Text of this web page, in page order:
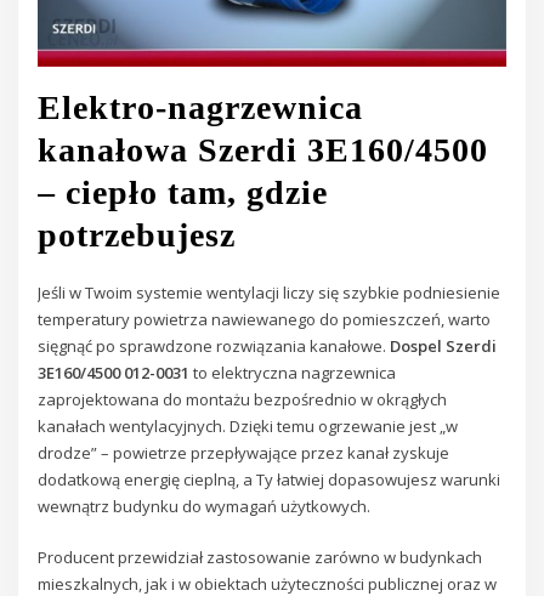
Elektro-nagrzewnica
kanałowa Szerdi 3E160/4500
– ciepło tam, gdzie
potrzebujesz
Jeśli w Twoim systemie wentylacji liczy się szybkie podniesienie
temperatury powietrza nawiewanego do pomieszczeń, warto
sięgnąć po sprawdzone rozwiązania kanałowe. Dospel Szerdi
3E160/4500 012-0031 to elektryczna nagrzewnica
zaprojektowana do montażu bezpośrednio w okrągłych
kanałach wentylacyjnych. Dzięki temu ogrzewanie jest „w
drodze” – powietrze przepływające przez kanał zyskuje
dodatkową energię cieplną, a Ty łatwiej dopasowujesz warunki
wewnątrz budynku do wymagań użytkowych.
Producent przewidział zastosowanie zarówno w budynkach
mieszkalnych, jak i w obiektach użyteczności publicznej oraz w